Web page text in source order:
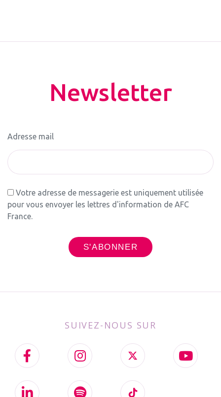
Newsletter
Adresse mail
Votre adresse de messagerie est uniquement utilisée
pour vous envoyer les lettres d'information de AFC
France.
SUIVEZ-NOUS SUR